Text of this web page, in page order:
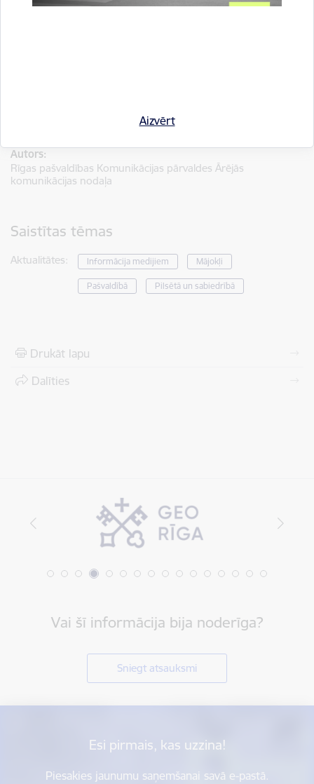
Aizvērt
informatīvais tālrunis+37180001201(bezmaksas) vai
Autors:
Rīgas pašvaldības Komunikācijas pārvaldes Ārējās
komunikācijas nodaļa
Saistītas tēmas
Aktualitātes: Informācija medijiem Mājokļi
Pašvaldībā Pilsētā un sabiedrībā
Drukāt lapu
Dalīties
Vai šī informācija bija noderīga?
Sniegt atsauksmi
Esi pirmais, kas uzzina!
Piesakies jaunumu saņemšanai savā e-pastā.